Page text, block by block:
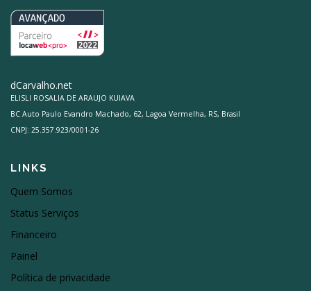
dCarvalho.net
ELISLI ROSALIA DE ARAUJO KUIAVA
BC Auto Paulo Evandro Machado, 62, Lagoa Vermelha, RS, Brasil
CNPJ: 25.357.923/0001-26
LINKS
Quem Somos
Status Serviços
Financeiro
Painel
Política de privacidade